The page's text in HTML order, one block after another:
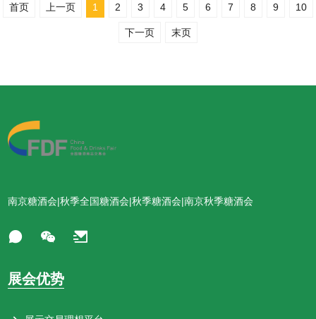
首页 上一页 1 2 3 4 5 6 7 8 9 10
下一页 末页
南京糖酒会|秋季全国糖酒会|秋季糖酒会|南京秋季糖酒会
展会优势